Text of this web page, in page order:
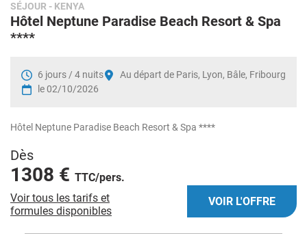
SÉJOUR - KENYA
Hôtel Neptune Paradise Beach Resort & Spa
****
6 jours / 4 nuits
Au départ de Paris, Lyon, Bâle, Fribourg
le 02/10/2026
Hôtel Neptune Paradise Beach Resort & Spa ****
Dès
1308 € TTC/pers.
Voir tous les tarifs et
formules disponibles
VOIR L'OFFRE